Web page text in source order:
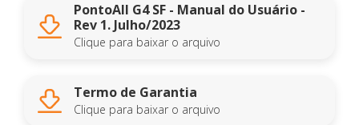
PontoAll G4 SF - Manual do Usuário -
Rev 1. Julho/2023
Clique para baixar o arquivo
Termo de Garantia
Clique para baixar o arquivo